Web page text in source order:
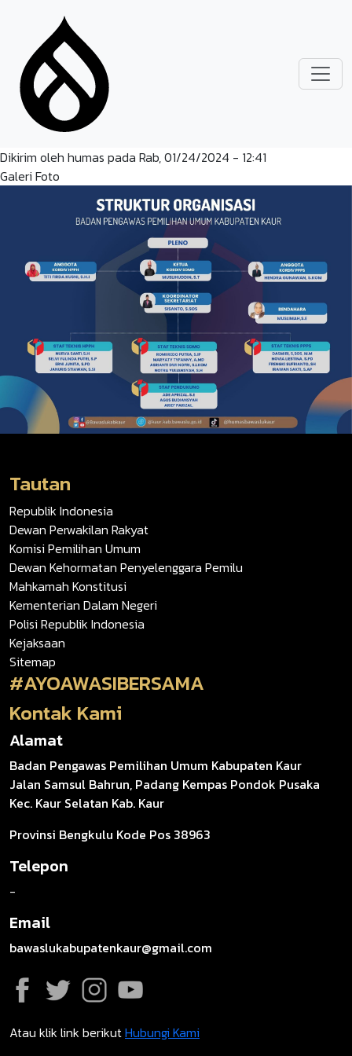
Dikirim oleh humas pada Rab, 01/24/2024 - 12:41
Galeri Foto
Tautan
Republik Indonesia
Dewan Perwakilan Rakyat
Komisi Pemilihan Umum
Dewan Kehormatan Penyelenggara Pemilu
Mahkamah Konstitusi
Kementerian Dalam Negeri
Polisi Republik Indonesia
Kejaksaan
Sitemap
#AYOAWASIBERSAMA
Kontak Kami
Alamat
Badan Pengawas Pemilihan Umum Kabupaten Kaur
Jalan Samsul Bahrun, Padang Kempas Pondok Pusaka
Kec. Kaur Selatan Kab. Kaur
Provinsi Bengkulu Kode Pos 38963
Telepon
-
Email
bawaslukabupatenkaur@gmail.com
Atau klik link berikutHubungi Kami